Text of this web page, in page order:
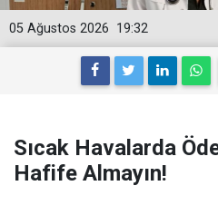
19:32
05 Ağustos 2026
Sıcak Havalarda
Hafife Almayın!